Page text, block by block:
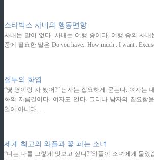
스타벅스 사내의 행동편향
사내는 말이 없다. 사내는 여행 중이다. 여행 중의 사내
중에 필요한 말은 Do you have.. How much.. I want..
질투의 화염
“몇 명이랑 자 봤어?” 남자는 집요하게 묻는다. 여자는
화의 지름길이다. 여자도 안다. 그러나 남자의 집요함
일이 아니다…
세계 최고의 와플과 꽃 파는 소녀
“너는 나를 그렇게 맛보고 싶니?”와플이 소녀에게 물었